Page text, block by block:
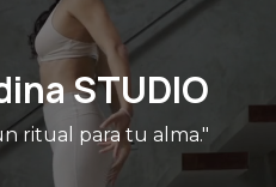
STUDIO
ritual para tu alma."